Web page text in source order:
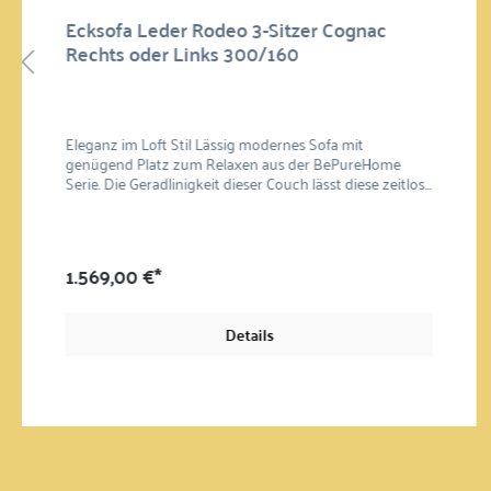
Ecksofa Leder Rodeo 3-Sitzer Cognac
Rechts oder Links 300/160
Eleganz im Loft Stil Lässig modernes Sofa mit
genügend Platz zum Relaxen aus der BePureHome
Serie. Die Geradlinigkeit dieser Couch lässt diese zeitlos
erscheinen und fügt sich dadurch nahtlos in jedes
auf der Couch. Je nach Geschmack führen wir die
Rodeo-Reihe als Zwei- und Dreisitzer oder als Ecksofa.
Außreichend Platz: 85 x 300 x 86 / 155 cm ( H/ B/ T )
1.569,00 €*
Details